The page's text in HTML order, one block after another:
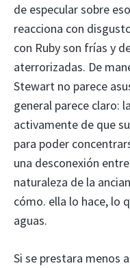
de especular sobre
reacciona con
con Ruby son frías y
aterrorizadas. De
Stewart no parece
general parece claro:
activamente de que
para poder
una desconexión
naturaleza de la
cómo. ella lo hace, lo
aguas.
Si se prestara menos